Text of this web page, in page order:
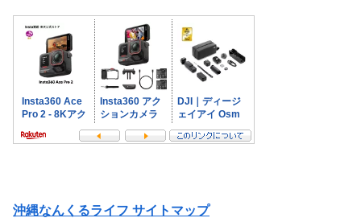
沖縄なんくるライフ サイトマップ